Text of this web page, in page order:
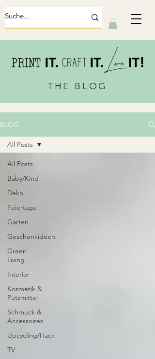
THE BLOG
BLOG
All Posts
Baby/Kind
Deko
Feiertage
Garten
Geschenkideen
Green
Living
Interior
Kosmetik &
Putzmittel
Schmuck &
Accessoires
Upcycling/Hack
TV
All Posts